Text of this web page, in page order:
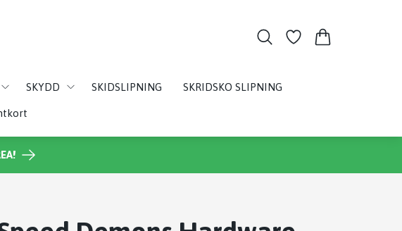
SKYDD SKIDSLIPNING SKRIDSKO SLIPNING